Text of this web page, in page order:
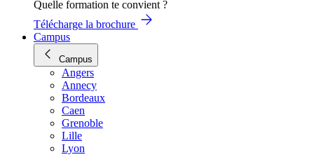
Quelle formation te convient ?
Télécharge la brochure
Campus
Campus
Angers
Annecy
Bordeaux
Caen
Grenoble
Lille
Lyon